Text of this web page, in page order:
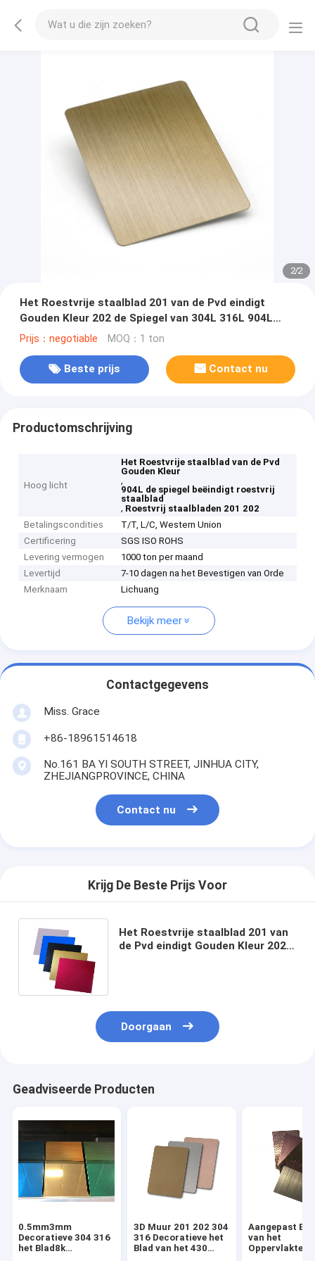
2/2
Het Roestvrije staalblad 201 van de Pvd eindigt
Gouden Kleur 202 de Spiegel van 304L 316L 904L
310S 304 8k
Prijs：negotiable MOQ：1 ton
Beste prijs Contact nu
Productomschrijving
Hoog licht
Het Roestvrije staalblad van de Pvd
Gouden Kleur
,
904L de spiegel beëindigt roestvrij
staalblad
, Roestvrij staalbladen 201 202
Betalingscondities
T/T, L/C, Western Union
Certificering
SGS ISO ROHS
Levering vermogen
1000 ton per maand
Levertijd
7-10 dagen na het Bevestigen van Orde
Merknaam
Lichuang
Bekijk meer
Contactgegevens
Miss. Grace
+86-18961514618
No.161 BA YI SOUTH STREET, JINHUA CITY,
ZHEJIANGPROVINCE, CHINA
Contact nu
Krijg De Beste Prijs Voor
Het Roestvrije staalblad 201 van
de Pvd eindigt Gouden Kleur 202
Doorgaan
Geadviseerde Producten
0.5mm3mm
Decoratieve 304 316
het Blad8k
3D Muur 201 202 304
316 Decoratieve het
Blad van het 430
Aangepast
van het